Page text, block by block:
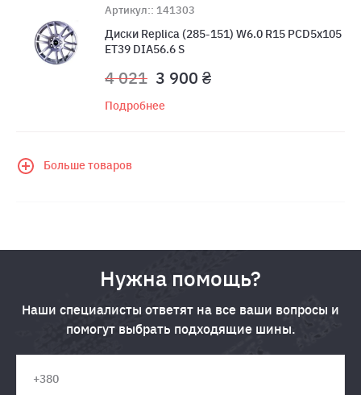
Артикул:: 141303
Диски Replica (285-151) W6.0 R15 PCD5x105
ET39 DIA56.6 S
4 021 3 900 ₴
Подробнее
Больше товаров
Нужна помощь?
Наши специалисты ответят на все ваши вопросы и
помогут выбрать подходящие шины.